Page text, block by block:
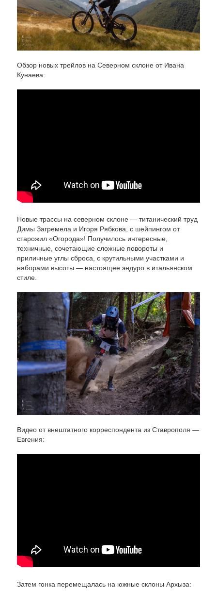
Обзор новых трейлов на Северном склоне от Ивана
Кунаева:
Новые трассы на северном склоне — титанический труд
Димы Загремела и Игоря Рябкова, с шейпингом от
старожил «Огорода»! Получилось интересные,
техничные, сочетающие сложные повороты и
приличные углы сброса, с крутильными участками и
наборами высоты — настоящее эндуро в итальянском
стиле.
Видео от внештатного корреспондента из Ставрополя —
Евгения:
Затем гонка перемещалась на южные склоны Архыза: